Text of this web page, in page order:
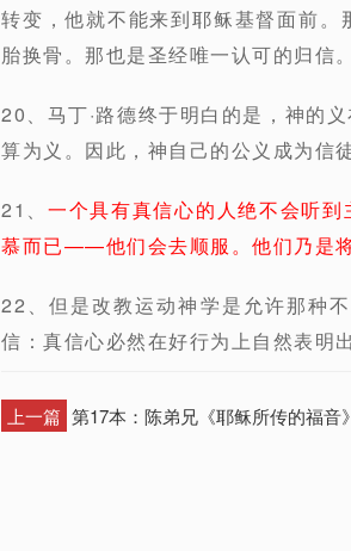
转变，他就不能来到耶稣基督面前
胎换骨。那也是圣经唯一认可的归信
20、马丁·路德终于明白的是，神的
算为义。因此，神自己的公义成为信
21、 一个具有真信心的人绝不会听
慕而已——他们会去顺服。他们乃是将
22、但是改教运动神学是允许那种
信：真信心必然在好行为上自然表明
上一篇 第17本：陈弟兄《耶稣所传的福音